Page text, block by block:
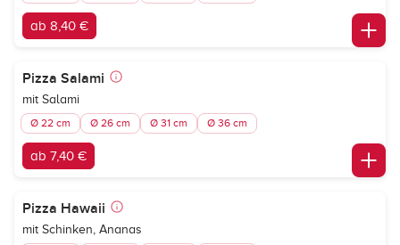
ab 8,40 €
Pizza Salami
mit Salami
Ø 22 cm Ø 26 cm Ø 31 cm Ø 36 cm
ab 7,40 €
Pizza Hawaii
mit Schinken, Ananas